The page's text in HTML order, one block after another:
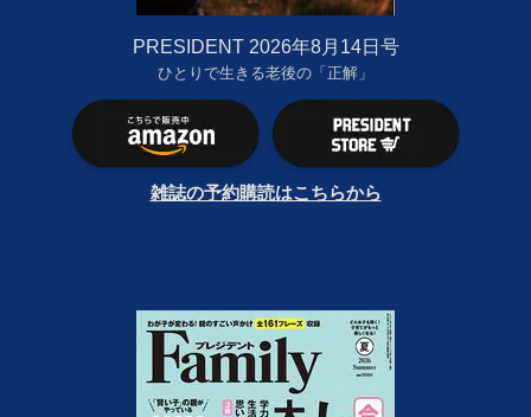
PRESIDENT 2026年8月14日号
ひとりで生きる老後の「正解」
雑誌の予約購読はこちらから